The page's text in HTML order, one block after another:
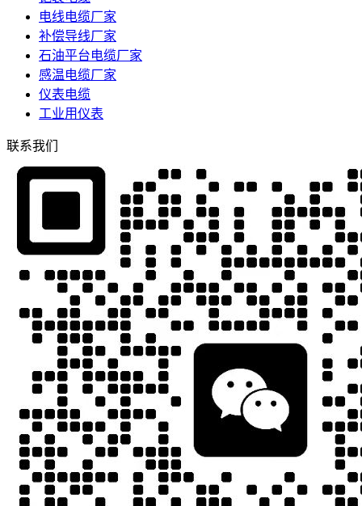
电线电缆厂家
补偿导线厂家
石油平台电缆厂家
感温电缆厂家
仪表电缆
工业用仪表
联系我们